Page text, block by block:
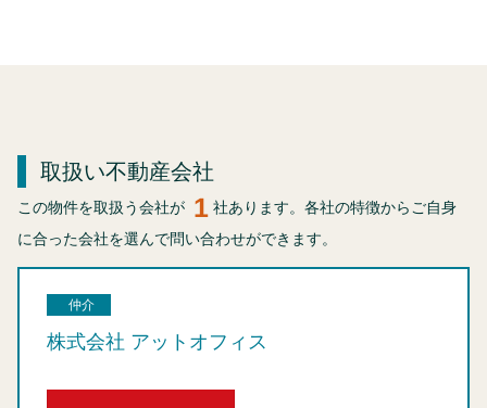
取扱い不動産会社
この物件を取扱う会社が 1 社あります。各社の特徴からご自身
に合った会社を選んで問い合わせができます。
仲介
株式会社 アットオフィス